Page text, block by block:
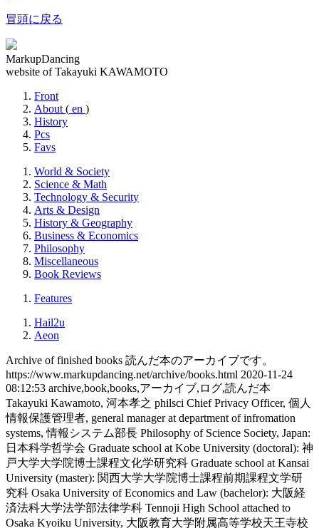
冒頭に戻る
MarkupDancing
website of Takayuki KAWAMOTO
Front
About ( en )
History
Pcs
Favs
World & Society
Science & Math
Technology & Security
Arts & Design
History & Geography
Business & Economics
Philosophy
Miscellaneous
Book Reviews
Features
Hail2u
Aeon
Archive of finished books 読んだ本のアーカイブです。
https://www.markupdancing.net/archive/books.html 2020-11-24
08:12:53 archive,book,books,アーカイブ,ログ,読んだ本
Takayuki Kawamoto, 河本孝之 philsci Chief Privacy Officer, 個人
情報保護管理者, general manager at department of infromation
systems, 情報システム部長 Philosophy of Science Society, Japan:
日本科学哲学会 Graduate school at Kobe University (doctoral): 神
戸大学大学院博士課程文化学研究科 Graduate school at Kansai
University (master): 関西大学大学院博士課程前期課程文学研
究科 Osaka University of Economics and Law (bachelor): 大阪経
済法科大学法学部法律学科 Tennoji High School attached to
Osaka Kyoiku University, 大阪教育大学附属高等学校天王寺校